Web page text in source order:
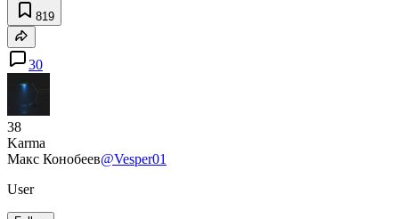
819
30
38
Karma
Макс Конобеев@Vesper01
User